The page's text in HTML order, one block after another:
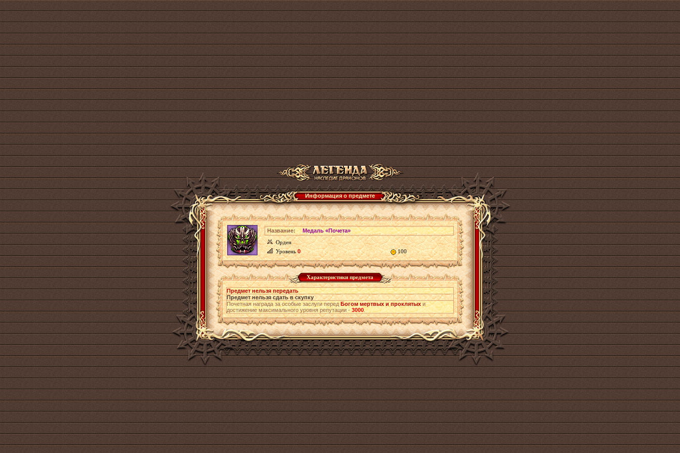
Информация о предмете
Название:
Медаль «Почета»
Орден
Уровень0 100
Характеристики предмета
Предмет нельзя передать
Предмет нельзя сдать в скупку
Почетная награда за особые заслуги передБогом мертвых и проклятыхи
достижение максимального уровня репутации -3000.